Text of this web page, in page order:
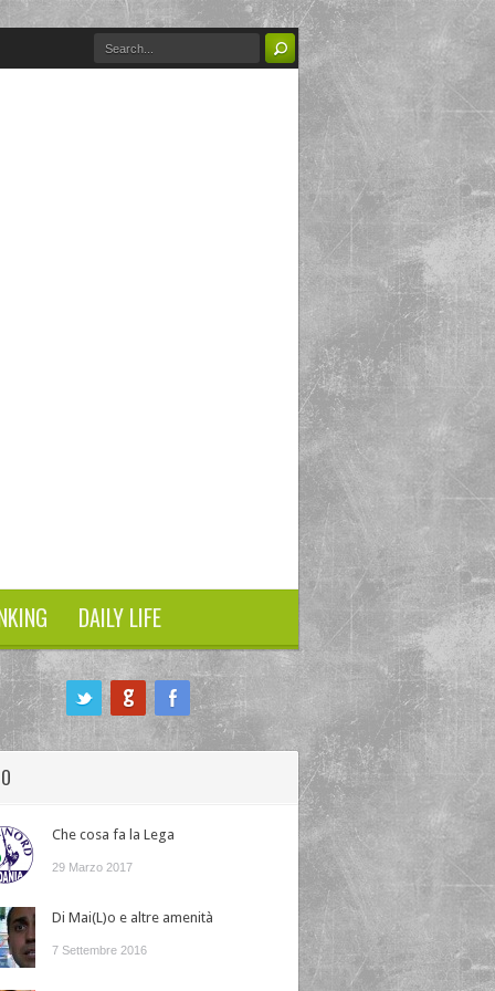
DAILY LIFE
Che cosa fa la Lega
29 Marzo 2017
Di Mai(L)o e altre amenità
7 Settembre 2016